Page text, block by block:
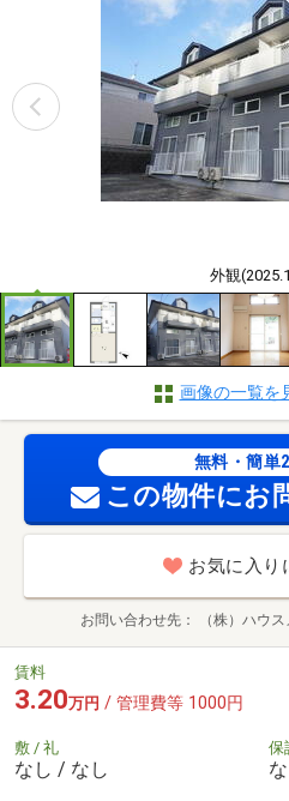
外観
画像の一覧を
無料・簡単
この物件にお
お気に入り
お問い合わせ先 （株）ハウ
賃料
3.20万円 / 管理費等 1000円
敷 / 礼
なし / なし
保